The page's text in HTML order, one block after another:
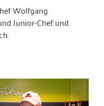
Wolfgang
Junior-Chef und